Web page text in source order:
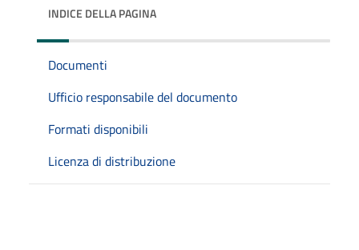
INDICE DELLA PAGINA
Documenti
Ufficio responsabile del documento
Formati disponibili
Licenza di distribuzione